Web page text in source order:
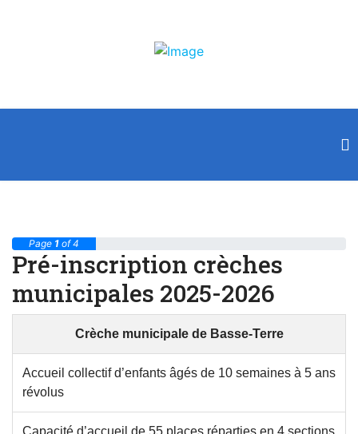
Page 1of 4
Pré-inscription crèches
municipales 2025-2026
Crèche municipale de Basse-Terre
Accueil collectif d’enfants âgés de 10 semaines à 5 ans
révolus
Capacité d’accueil de 55 places réparties en 4 sections